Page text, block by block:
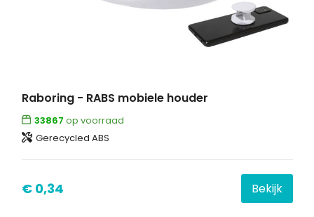
Raboring - RABS mobiele houder
33867 op voorraad
Gerecycled ABS
€ 0,34 Bekijk